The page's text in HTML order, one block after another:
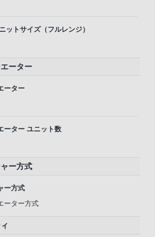
ットサイズ（フルレンジ）
ーター
ーター
ーター ユニット数
ー方式
ー方式
ーター方式